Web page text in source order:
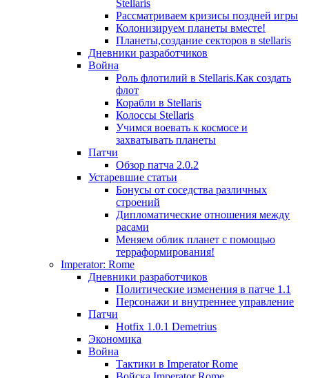
Stellaris
Рассматриваем кризисы поздней игры
Колонизируем планеты вместе!
Планеты,создание секторов в stellaris
Дневники разработчиков
Война
Роль флотилий в Stellaris.Как создать
флот
Корабли в Stellaris
Колоссы Stellaris
Учимся воевать к космосе и
захватывать планеты
Патчи
Обзор патча 2.0.2
Устаревшие статьи
Бонусы от соседства различных
строений
Дипломатические отношения между
расами
Меняем облик планет с помощью
терраформирования!
Imperator: Rome
Дневники разработчиков
Политические изменения в патче 1.1
Персонажи и внутреннее управление
Патчи
Hotfix 1.0.1 Demetrius
Экономика
Война
Тактики в Imperator Rome